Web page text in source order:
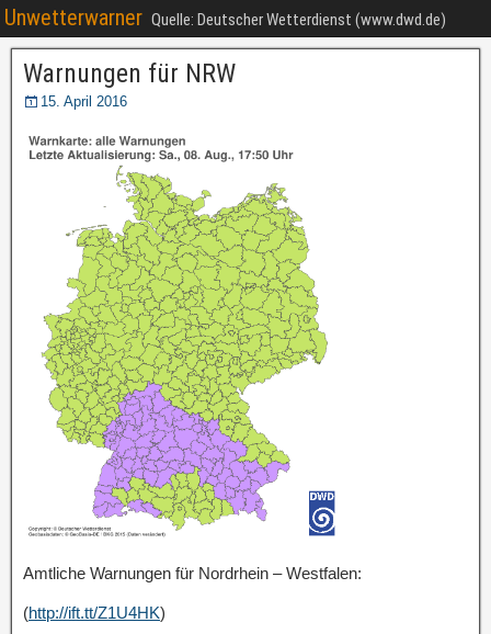
Unwetterwarner Quelle: Deutscher Wetterdienst (www.dwd.de)
Warnungen für NRW
15. April 2016
Amtliche Warnungen für Nordrhein – Westfalen:
(http://ift.tt/Z1U4HK)